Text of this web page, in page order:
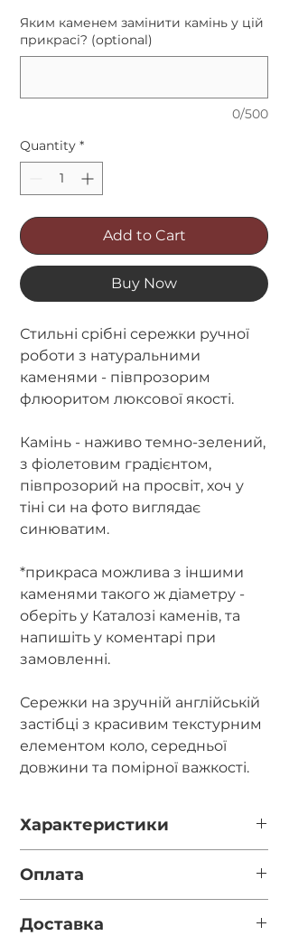
Яким каменем замінити камінь у цій
прикрасі? (optional)
0/500
Quantity *
Add to Cart
Buy Now
Стильні срібні сережки ручної
роботи з натуральними
каменями - півпрозорим
флюоритом люксової якості.
Камінь - наживо темно-зелений,
з фіолетовим градієнтом,
півпрозорий на просвіт, хоч у
тіні си на фото виглядає
синюватим.
*прикраса можлива з іншими
каменями такого ж діаметру -
оберіть у Каталозі каменів, та
напишіть у коментарі при
замовленні.
Сережки на зручній англійській
застібці з красивим текстурним
елементом коло, середньої
довжини та помірної важкості.
Характеристики
Діаметр каменю - 10мм.
Оплата
прикраси за реквізитами у
Доставка